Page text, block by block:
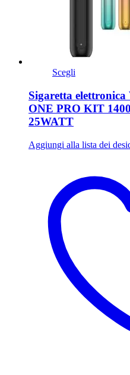
Scegli
Sigaretta
ONE PRO KIT
25WATT
Aggiungi alla lista dei